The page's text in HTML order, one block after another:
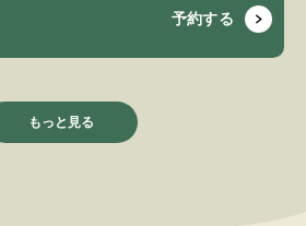
予約する
もっと見る